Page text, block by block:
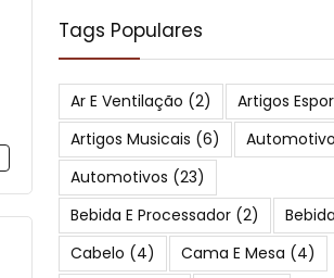
Tags Populares
Ar E Ventilação (2) Artigos
Artigos Musicais (6) Automotivo
Automotivos (23)
Bebida E Processador (2)
Cabelo (4) Cama E Mesa (4)